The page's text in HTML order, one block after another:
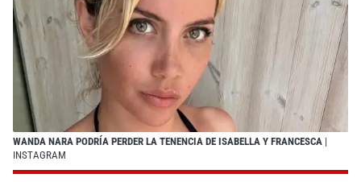
WANDA NARA PODRÍA PERDER LA TENENCIA DE ISABELLA Y FRANCESCA |
INSTAGRAM